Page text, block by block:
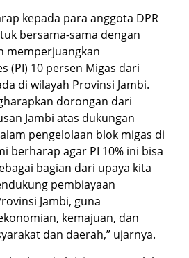
kepada para anggota DPR
bersama-sama dengan
memperjuangkan
(PI) 10 persen Migas dari
di wilayah Provinsi Jambi.
dorongan dari
Jambi atas dukungan
pengelolaan blok migas di
berharap agar PI 10% ini bisa
bagian dari upaya kita
pembiayaan
Jambi, guna
kemajuan, dan
dan daerah,” ujarnya.